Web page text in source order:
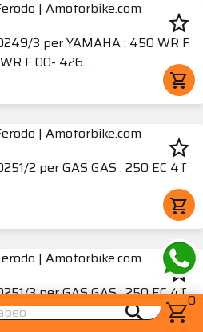
search shopping_cart0
3 per YAMAHA : 450 WR F
F 00- 426...
shopping_cart
star_border
2 per GAS GAS : 250 EC 4T
shopping_cart
star_border
3 per GAS GAS : 250 EC 4T
star_border